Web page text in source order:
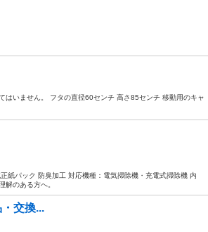
はいません。 フタの直径60センチ 高さ85センチ 移動用のキャ
紙パック 防臭加工 対応機種：電気掃除機・充電式掃除機 内
解のある方へ。
交換...